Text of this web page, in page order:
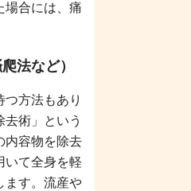
場合には、痛
法など）
方法もあり
術」という
内容物を除去
いて全身を軽
ます。流産や